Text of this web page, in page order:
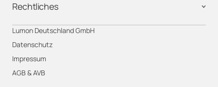
Rechtliches
Lumon Deutschland GmbH
Datenschutz
Impressum
AGB & AVB